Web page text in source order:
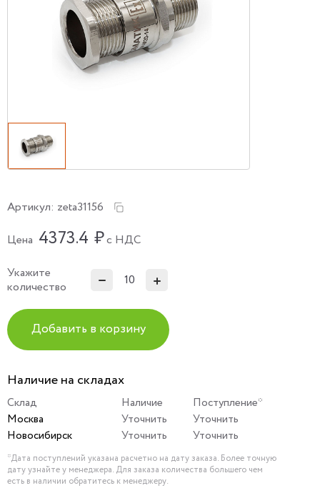
Артикул: zeta31156
Цена 4373.4 ₽с НДС
Укажите
количество
Добавить в корзину
Наличие на складах
Склад Наличие
Поступление*
Москва
Уточнить
Уточнить
Новосибирск
Уточнить Уточнить
*Дата поступлений указана расчетно на дату заказа. Более точную
дату узнайте у менеджера. Для заказа количества большего чем
есть в наличии обратитесь к менеджеру.